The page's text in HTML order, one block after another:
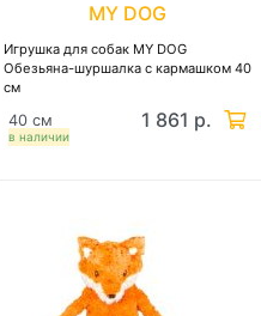
MY DOG
Игрушка для собак MY DOG
Обезьяна-шуршалка с кармашком 40
см
в наличии
40 см 1 861 р.